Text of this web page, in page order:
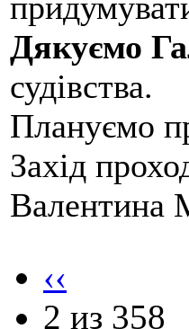
Дякуємо
судівства.
Плануємо
Захід
Валентина
‹‹
2 из 358